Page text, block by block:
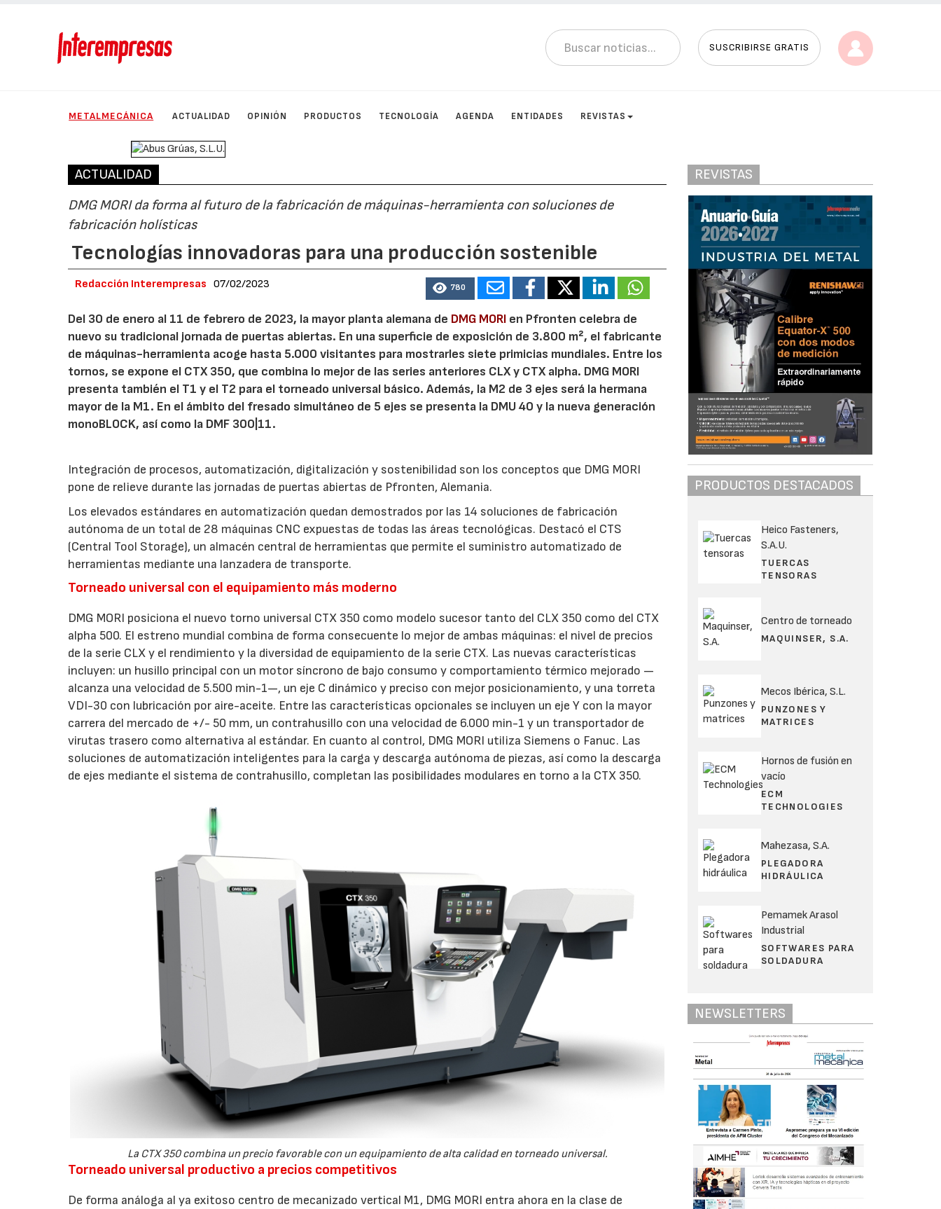
SUSCRIBIRSE GRATIS
METALMECÁNICA ACTUALIDAD OPINIÓN PRODUCTOS TECNOLOGÍA AGENDA ENTIDADES REVISTAS
ACTUALIDAD
DMG MORI da forma al futuro de la fabricación de máquinas-herramienta con soluciones de
fabricación holísticas
Tecnologías innovadoras para una producción sostenible
Redacción Interempresas 07/02/2023 780
Del 30 de enero al 11 de febrero de 2023, la mayor planta alemana de DMG MORI en Pfronten celebra de
nuevo su tradicional jornada de puertas abiertas. En una superficie de exposición de 3.800 m², el fabricante
de máquinas-herramienta acoge hasta 5.000 visitantes para mostrarles siete primicias mundiales. Entre los
tornos, se expone el CTX 350, que combina lo mejor de las series anteriores CLX y CTX alpha. DMG MORI
presenta también el T1 y el T2 para el torneado universal básico. Además, la M2 de 3 ejes será la hermana
mayor de la M1. En el ámbito del fresado simultáneo de 5 ejes se presenta la DMU 40 y la nueva generación
monoBLOCK, así como la DMF 300|11.
Integración de procesos, automatización, digitalización y sostenibilidad son los conceptos que DMG MORI
pone de relieve durante las jornadas de puertas abiertas de Pfronten, Alemania.
Los elevados estándares en automatización quedan demostrados por las 14 soluciones de fabricación
autónoma de un total de 28 máquinas CNC expuestas de todas las áreas tecnológicas. Destacó el CTS
(Central Tool Storage), un almacén central de herramientas que permite el suministro automatizado de
herramientas mediante una lanzadera de transporte.
Torneado universal con el equipamiento más moderno
DMG MORI posiciona el nuevo torno universal CTX 350 como modelo sucesor tanto del CLX 350 como del CTX
alpha 500. El estreno mundial combina de forma consecuente lo mejor de ambas máquinas: el nivel de precios
de la serie CLX y el rendimiento y la diversidad de equipamiento de la serie CTX. Las nuevas características
incluyen: un husillo principal con un motor síncrono de bajo consumo y comportamiento térmico mejorado —
alcanza una velocidad de 5.500 min-1—, un eje C dinámico y preciso con mejor posicionamiento, y una torreta
VDI-30 con lubricación por aire-aceite. Entre las características opcionales se incluyen un eje Y con la mayor
carrera del mercado de +/- 50 mm, un contrahusillo con una velocidad de 6.000 min-1 y un transportador de
virutas trasero como alternativa al estándar. En cuanto al control, DMG MORI utiliza Siemens o Fanuc. Las
soluciones de automatización inteligentes para la carga y descarga autónoma de piezas, así como la descarga
de ejes mediante el sistema de contrahusillo, completan las posibilidades modulares en torno a la CTX 350.
La CTX 350 combina un precio favorable con un equipamiento de alta calidad en torneado universal.
Torneado universal productivo a precios competitivos
De forma análoga al ya exitoso centro de mecanizado vertical M1, DMG MORI entra ahora en la clase de
REVISTAS
PRODUCTOS DESTACADOS
Heico Fasteners,
S.A.U.
TUERCAS
TENSORAS
Centro de torneado
MAQUINSER, S.A.
Mecos Ibérica, S.L.
PUNZONES Y
MATRICES
Hornos de fusión en
vacío
ECM
TECHNOLOGIES
Mahezasa, S.A.
PLEGADORA
HIDRÁULICA
Pemamek Arasol
Industrial
SOFTWARES PARA
SOLDADURA
NEWSLETTERS